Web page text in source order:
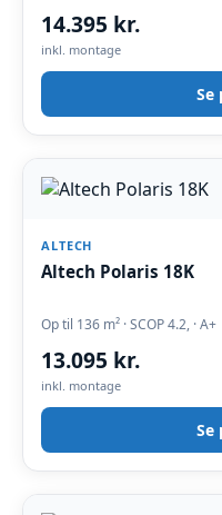
14.395 kr.
inkl. montage
ALTECH
Altech Polaris 18K
Op til 136 m² · SCOP 4.2, · A+
13.095 kr.
inkl. montage